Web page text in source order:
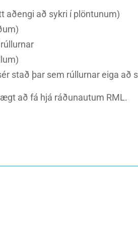
aðengi að sykri í plöntunum)
stað þar sem rúllurnar eiga að
að fá hjá ráðunautum RML.